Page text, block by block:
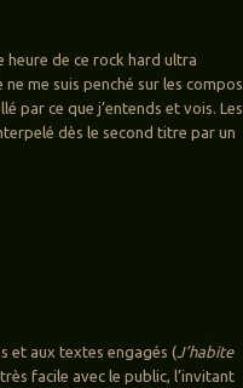
heure de ce rock hard ultra
ne me suis penché sur les compos
par ce que j’entends et vois. Les
dès le second titre par un
et aux textes engagés (J’habite
facile avec le public, l’invitant